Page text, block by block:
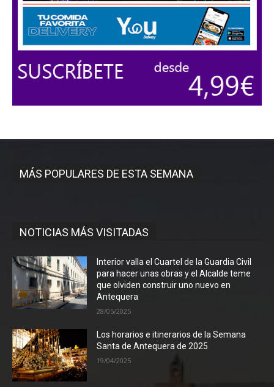
MÁS POPULARES DE ESTA SEMANA
NOTICIAS MÁS VISITADAS
Interior valla el Cuartel de la Guardia Civil
para hacer unas obras y el Alcalde teme
que olviden construir uno nuevo en
Antequera
28/05/2025
Los horarios e itinerarios de la Semana
Santa de Antequera de 2025
19/04/2025